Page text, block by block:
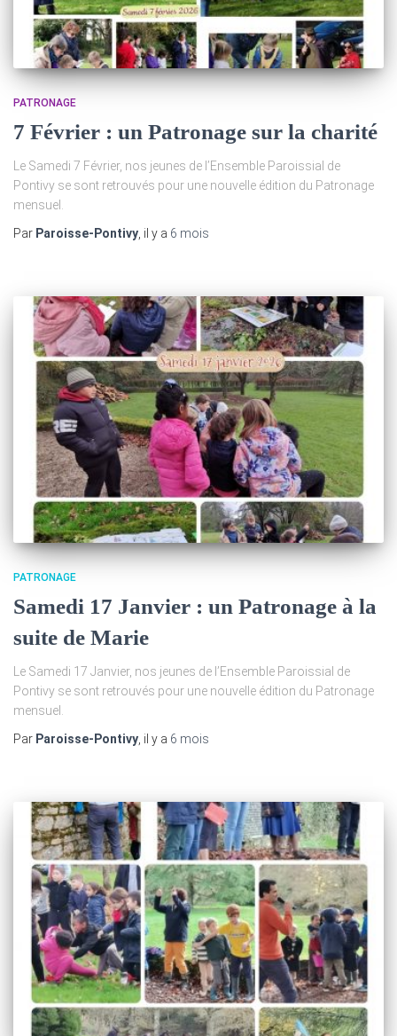
PATRONAGE
7 Février : un Patronage sur la charité
Le Samedi 7 Février, nos jeunes de l’Ensemble Paroissial de
Pontivy se sont retrouvés pour une nouvelle édition du Patronage
mensuel.
Par Paroisse-Pontivy , il y a 6 mois
PATRONAGE
Samedi 17 Janvier : un Patronage à la
suite de Marie
Le Samedi 17 Janvier, nos jeunes de l’Ensemble Paroissial de
Pontivy se sont retrouvés pour une nouvelle édition du Patronage
mensuel.
Par Paroisse-Pontivy, il y a 6 mois